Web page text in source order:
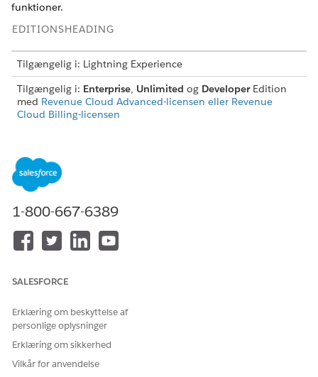
funktioner.
EDITIONSHEADING
Tilgængelig i: Lightning Experience
Tilgængelig i: Enterprise, Unlimited og DeveloperEdition
med Revenue Cloud Advanced-licensen eller Revenue
Cloud Billing-licensen
Aktiver Fakturering for at starte med at bruge
faktureringsfunktioner.
Guidet opsætning af fakturering
Administratorer kan bruge den guidede opsætning af
nøgleopgaver, der er påkrævet for at opsætte Fakturering.
Tildel dine brugere de krævede tilladelsessæt baseret på
adgang til.
Vælg Standardfaktureringshåndtering, Skattebehandling
og Juridisk enhed
Hvis der ikke er angivet nogen faktureringspolitik for
1-800-667-6389
SALESFORCE
Erklæring om beskyttelse af
personlige oplysninger
Erklæring om sikkerhed
Vilkår for anvendelse